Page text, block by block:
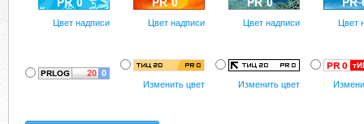
Цвет надписи Цвет надписи Цвет надписи Цвет
Изменить цвет Изменить цвет